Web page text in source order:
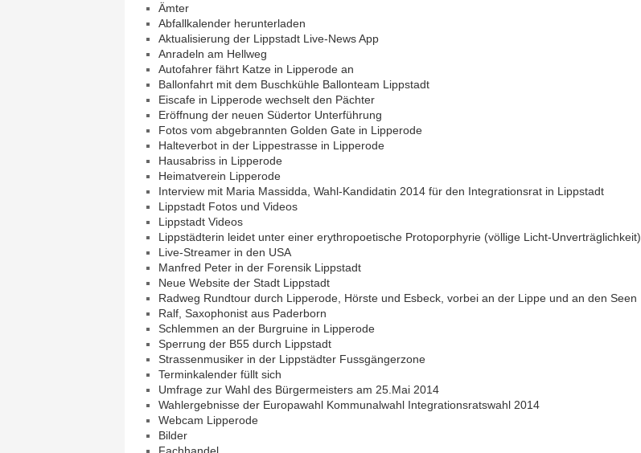
Ämter
Abfallkalender herunterladen
Aktualisierung der Lippstadt Live-News App
Anradeln am Hellweg
Autofahrer fährt Katze in Lipperode an
Ballonfahrt mit dem Buschkühle Ballonteam Lippstadt
Eiscafe in Lipperode wechselt den Pächter
Eröffnung der neuen Südertor Unterführung
Fotos vom abgebrannten Golden Gate in Lipperode
Halteverbot in der Lippestrasse in Lipperode
Hausabriss in Lipperode
Heimatverein Lipperode
Interview mit Maria Massidda, Wahl-Kandidatin 2014 für den Integrationsrat in Lippstadt
Lippstadt Fotos und Videos
Lippstadt Videos
Lippstädterin leidet unter einer erythropoetische Protoporphyrie (völlige Licht-Unverträglichkeit)
Live-Streamer in den USA
Manfred Peter in der Forensik Lippstadt
Neue Website der Stadt Lippstadt
Radweg Rundtour durch Lipperode, Hörste und Esbeck, vorbei an der Lippe und an den Seen
Ralf, Saxophonist aus Paderborn
Schlemmen an der Burgruine in Lipperode
Sperrung der B55 durch Lippstadt
Strassenmusiker in der Lippstädter Fussgängerzone
Terminkalender füllt sich
Umfrage zur Wahl des Bürgermeisters am 25.Mai 2014
Wahlergebnisse der Europawahl Kommunalwahl Integrationsratswahl 2014
Webcam Lipperode
Bilder